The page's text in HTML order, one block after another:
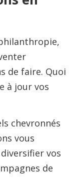
de faire. Quoi
à jour vos
chevronnés
vous
vos
de